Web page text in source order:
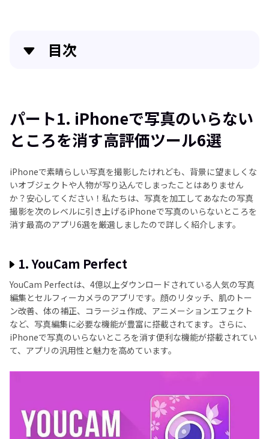
目次
パート 2. HitPaw Photo Object Removerを使用して
PCで写真のいらないところを消す方法
まとめ
パート1. iPhoneで写真のいらない
ところを消す高評価ツール6選
iPhoneで素晴らしい写真を撮影したけれども、背景に望ましくな
いオブジェクトや人物が写り込んでしまったことはありません
か？安心してください！私たちは、写真を加工してあなたの写真
撮影を次のレベルに引き上げるiPhoneで写真のいらないところを
消す最高のアプリ6選を厳選しましたので詳しく紹介します。
1. YouCam Perfect
YouCam Perfectは、4億以上ダウンロードされている人気の写真
編集とセルフィーカメラのアプリです。顔のリタッチ、肌のトー
ン改善、体の補正、コラージュ作成、アニメーションエフェクト
など、写真編集に必要な機能が豊富に搭載されてます。さらに、
iPhoneで写真のいらないところを消す便利な機能が搭載されてい
て、アプリの汎用性と魅力を高めています。